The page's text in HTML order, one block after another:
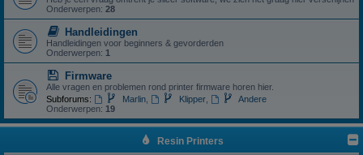
Onderwerpen: 28
Handleidingen
Handleidingen voor beginners & gevorderden
Onderwerpen: 1
Firmware
Alle vragen en problemen rond printer firmware horen hier.
Subforums:
Marlin Klipper
Andere
Onderwerpen: 19
Resin Printers